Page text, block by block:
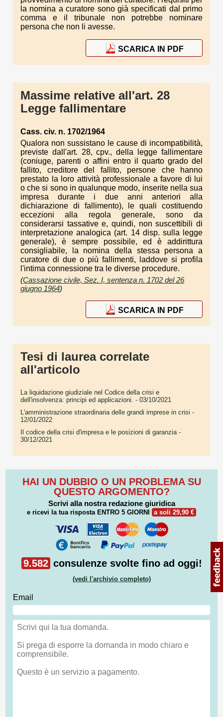
la nomina a curatore sono già specificati dal primo
comma e il tribunale non potrebbe nominare
persona che non li avesse.
SCARICA IN PDF
Massime relative all'art. 28
Legge fallimentare
Cass. civ. n. 1702/1964
Qualora non sussistano le cause di incompatibilità,
previste dall'art. 28, cpv., della legge fallimentare
(coniuge, parenti o affini entro il quarto grado del
fallito, creditore del fallito, persone che hanno
prestato la loro attività professionale a favore di lui
o che si sono in qualunque modo, inserite nella sua
impresa durante i due anni anteriori alla
dichiarazione di fallimento), le quali costituendo
eccezioni alla regola generale, sono da
considerarsi tassative e, quindi, non suscettibili di
interpretazione analogica (art. 14 disp. sulla legge
generale), è sempre possibile, ed è addirittura
consigliabile, la nomina della stessa persona a
curatore di due o più fallimenti, laddove si profila
l'intima connessione tra le diverse procedure.
(Cassazione civile, Sez. I, sentenza n. 1702 del 26
giugno 1964)
SCARICA IN PDF
Tesi di laurea correlate
all'articolo
La liquidazione giudiziale nel Codice della crisi e
dell'insolvenza: principi ed applicazioni. - 03/10/2021
L'amministrazione straordinaria delle grandi imprese in crisi -
12/01/2022
Il codice della crisi d'impresa e le posizioni di garanzia-
30/12/2021
HAI UN DUBBIO O UN PROBLEMA SU
QUESTO ARGOMENTO?
Scrivi alla nostra redazione giuridica
e ricevi la tua risposta ENTRO 5 GIORNI a soli 29,90 €
9.582 consulenze svolte fino ad oggi!
(vedi l'archivio completo)
Email